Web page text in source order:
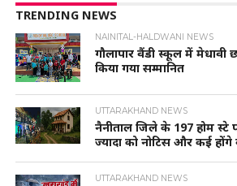
TRENDING NEWS
NAINITAL-HALDWANI NEWS
गौलापार वैंडी स्कूल में मेधावी
किया गया सम्मानित
UTTARAKHAND NEWS
नैनीताल जिले के 197 होम स्टे
ज्यादा को नोटिस और कई होंगे
UTTARAKHAND NEWS